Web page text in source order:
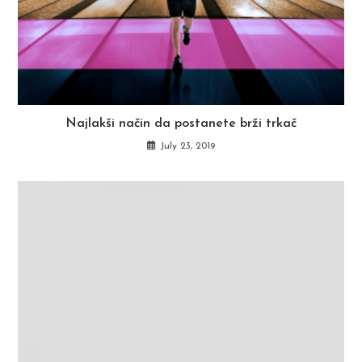
Najlakši način da postanete brži trkač
July 23, 2019